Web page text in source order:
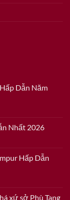
Dẫn Năm
Nhất 2026
Hấp Dẫn
xứ sở Phù Tang